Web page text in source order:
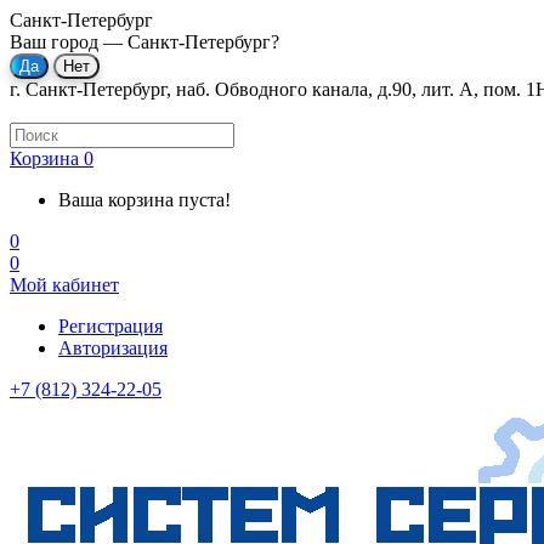
Санкт-Петербург
Ваш город — Санкт-Петербург?
г. Санкт-Петербург, наб. Обводного канала, д.90, лит. А, пом.
Корзина 0
Ваша корзина пуста!
0
0
Мой кабинет
Регистрация
Авторизация
+7 (812) 324-22-05